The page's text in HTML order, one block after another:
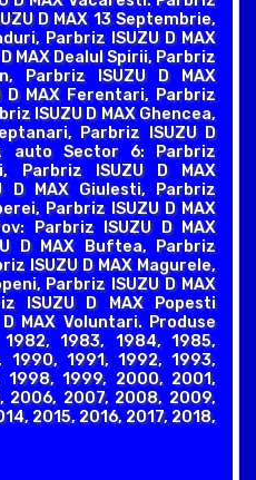
D MAX 13 Septembrie,
Parbriz ISUZU D MAX
MAX Dealul Spirii, Parbriz
Parbriz ISUZU D MAX
D MAX Ferentari, Parbriz
ISUZU D MAX Ghencea,
Parbriz ISUZU D
auto Sector 6: Parbriz
Parbriz ISUZU D MAX
D MAX Giulesti, Parbriz
Parbriz ISUZU D MAX
Parbriz ISUZU D MAX
D MAX Buftea, Parbriz
ISUZU D MAX Magurele,
Parbriz ISUZU D MAX
ISUZU D MAX Popesti
MAX Voluntari. Produse
1983, 1984, 1985,
1990, 1991, 1992, 1993,
1998, 1999, 2000, 2001,
2006, 2007, 2008, 2009,
2015, 2016, 2017, 2018,